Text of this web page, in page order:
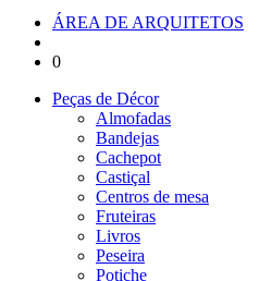
ÁREA DE ARQUITETOS
0
Peças de Décor
Almofadas
Bandejas
Cachepot
Castiçal
Centros de mesa
Fruteiras
Livros
Peseira
Potiche